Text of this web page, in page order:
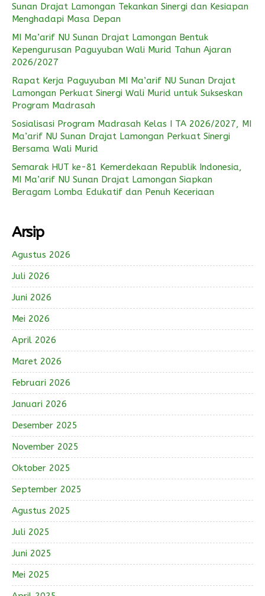
Sunan Drajat Lamongan Tekankan Sinergi dan Kesiapan
Menghadapi Masa Depan
MI Ma’arif NU Sunan Drajat Lamongan Bentuk
Kepengurusan Paguyuban Wali Murid Tahun Ajaran
2026/2027
Rapat Kerja Paguyuban MI Ma’arif NU Sunan Drajat
Lamongan Perkuat Sinergi Wali Murid untuk Sukseskan
Program Madrasah
Sosialisasi Program Madrasah Kelas I TA 2026/2027, MI
Ma’arif NU Sunan Drajat Lamongan Perkuat Sinergi
Bersama Wali Murid
Semarak HUT ke-81 Kemerdekaan Republik Indonesia,
MI Ma’arif NU Sunan Drajat Lamongan Siapkan
Beragam Lomba Edukatif dan Penuh Keceriaan
Arsip
Agustus 2026
Juli 2026
Juni 2026
Mei 2026
April 2026
Maret 2026
Februari 2026
Januari 2026
Desember 2025
November 2025
Oktober 2025
September 2025
Agustus 2025
Juli 2025
Juni 2025
Mei 2025